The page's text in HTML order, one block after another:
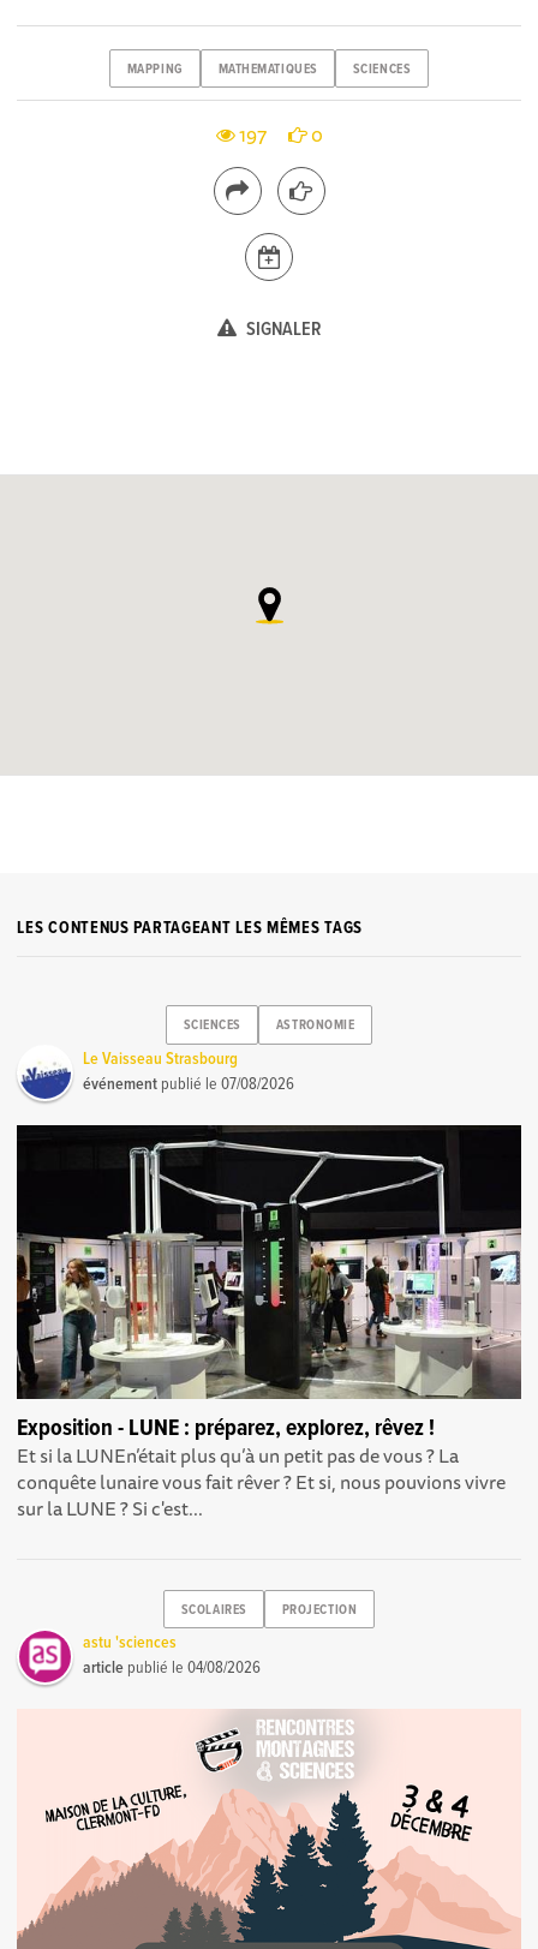
MAPPING MATHEMATIQUES SCIENCES
197 0
SIGNALER
LES CONTENUS PARTAGEANT LES MÊMES TAGS
SCIENCES ASTRONOMIE
Le Vaisseau Strasbourg
événement publié le07/08/2026
Exposition - LUNE : préparez, explorez, rêvez !
Et si la LUNEn’était plus qu’à un petit pas de vous ? La
conquête lunaire vous fait rêver ? Et si, nous pouvions vivre
sur la LUNE ? Si c'est...
SCOLAIRES PROJECTION
astu 'sciences
article publié le04/08/2026